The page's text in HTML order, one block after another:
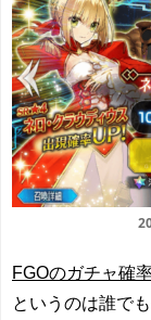
FGOのガチャ確
というのは誰で